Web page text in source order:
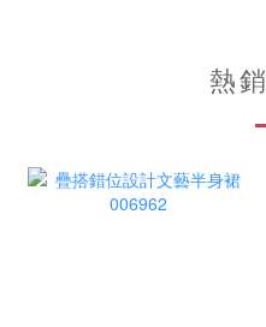
熱